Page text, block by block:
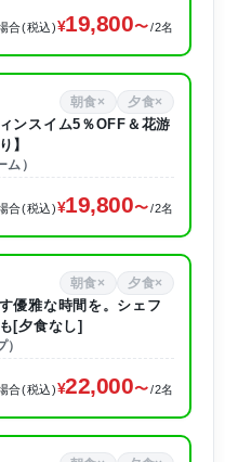
合(税込) 19,800 /2名
朝食× 夕食×
ンスイム5％OFF＆花游
】
）
合(税込) 19,800 /2名
朝食× 夕食×
優雅な時間を。シェフ
[夕食なし]
合(税込) 22,000 /2名